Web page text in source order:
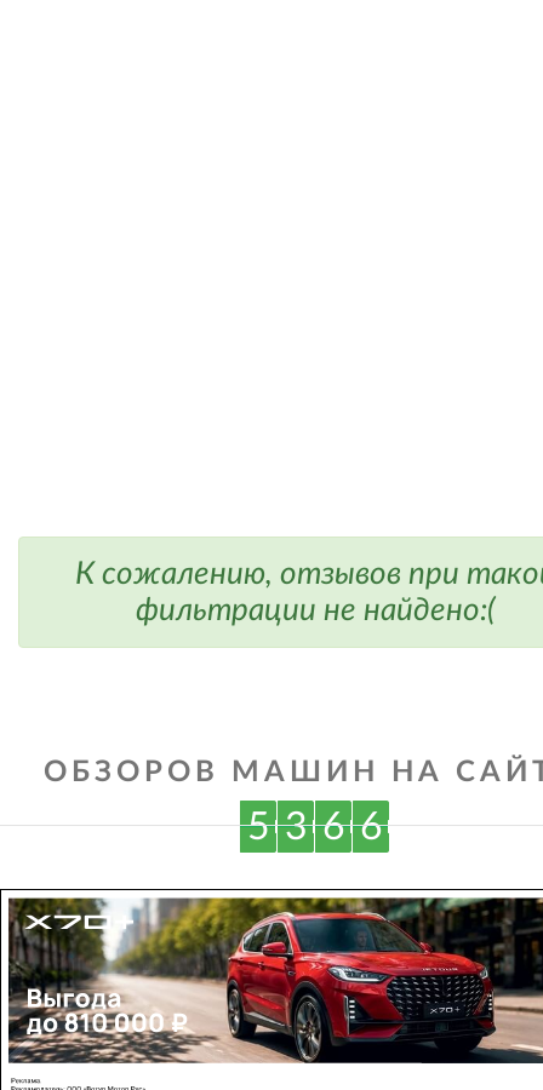
К сожалению, отзывов при
фильтрации не найдено:(
ОБЗОРОВ МАШИН НА
5 3 6 6